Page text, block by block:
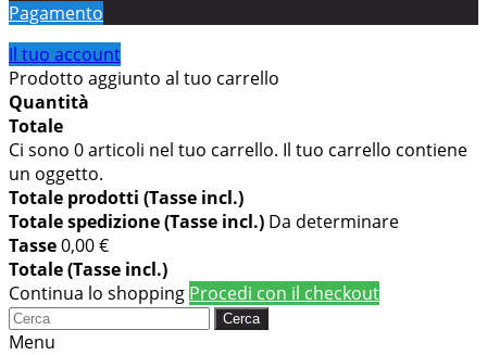
Pagamento
Il tuo account
Prodotto aggiunto al tuo carrello
Quantità
Totale
Ci sono 0articoli nel tuo carrello. Il tuo carrello contiene
un oggetto.
Totale prodotti (Tasse incl.)
Totale spedizione (Tasse incl.) Da determinare
Tasse0,00 €
Totale (Tasse incl.)
Continua lo shopping Procedi con il checkout
Cerca
Menu